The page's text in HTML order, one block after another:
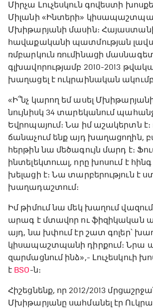
Միրչա Լուչեսկուն գովեստի
Միլանի «Ինտերի»
Մխիթարյանի մասին։
հավաքականի պատմության
ռմբարկուն ռումինացի
գլխավորությամբ 2010-2013
խաղացել է ուկրաինական
«Ի՞նչ կարող եմ ասել
նույնիսկ 34 տարեկանում
Եվրոպայում։ Նա իմ աշակերտն է։
ճանաչում ենք այդ խաղացողին,
հերթին նա մեծագույն մարդ է։
ինտելեկտուալ, որը խոսում է
խելացի է։ Նա տարբերություն է
խաղադաշտում։
Իմ թիմում նա մեկ խաղում վազում
արագ է մտավոր ու ֆիզիկական
այդ, նա խփում էր շատ գոլեր՝
կիսապաշտպանի դիրքում։ Նրա
զարմացնում ինձ»,- Լուչեսկուի
է BSO-ն։
Հիշեցնենք, որ 2012/2013
Մխիթարյանը սահմանել էր